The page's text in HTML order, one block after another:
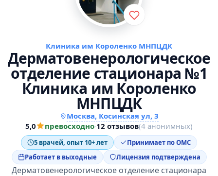
Клиника им Короленко МНПЦДК
Дерматовенерологическое
отделение стационара №1
Клиника им Короленко
МНПЦДК
Москва, Косинская ул, 3
5,0
превосходно·12 отзывов(4 анонимных)
5 врачей, опыт 10+ лет
Принимает по ОМС
Работает в выходные
Лицензия подтверждена
Дерматовенерологическое отделение стационара